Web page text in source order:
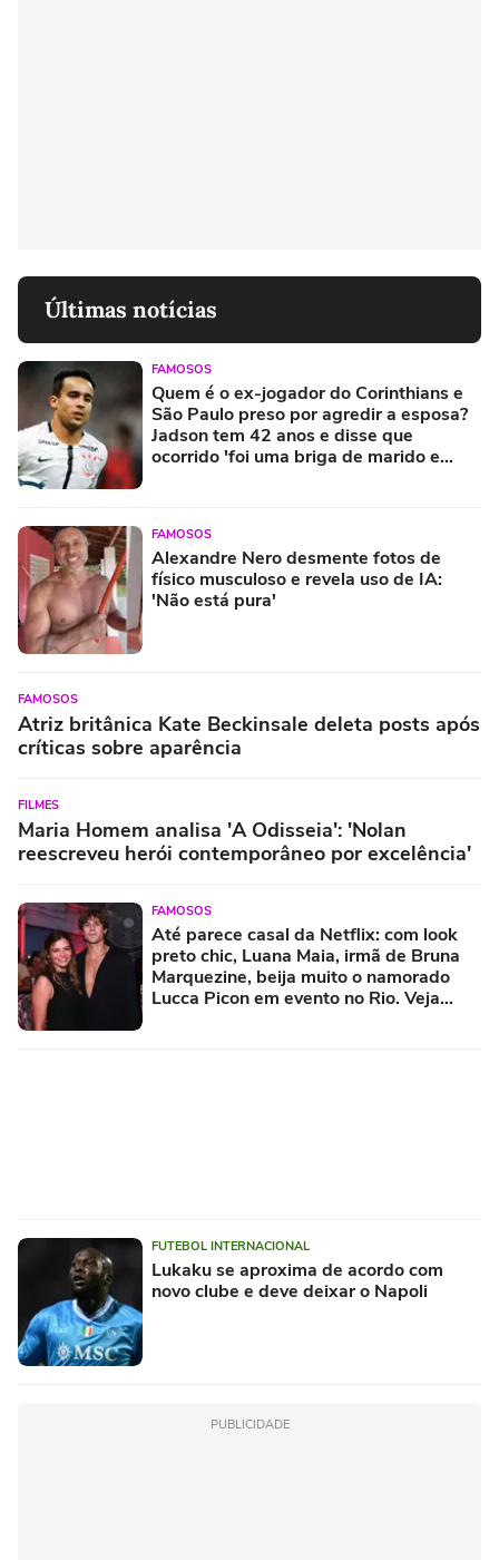
Últimas notícias
FAMOSOS
Quem é o ex-jogador do Corinthians e
São Paulo preso por agredir a esposa?
Jadson tem 42 anos e disse que
ocorrido 'foi uma briga de marido e
FAMOSOS
Alexandre Nero desmente fotos de
físico musculoso e revela uso de IA:
'Não está pura'
FAMOSOS
Atriz britânica Kate Beckinsale deleta posts após
críticas sobre aparência
FILMES
Maria Homem analisa 'A Odisseia': 'Nolan
reescreveu herói contemporâneo por excelência'
FAMOSOS
Até parece casal da Netflix: com look
preto chic, Luana Maia, irmã de Bruna
Marquezine, beija muito o namorado
Lucca Picon em evento no Rio. Veja
FUTEBOL INTERNACIONAL
Lukaku se aproxima de acordo com
novo clube e deve deixar o Napoli
PUBLICIDADE